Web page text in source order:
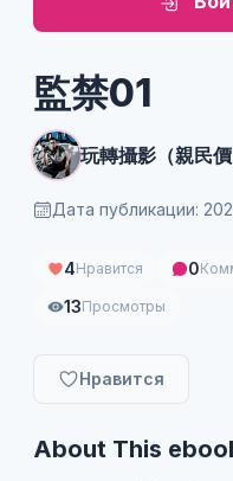
監禁01
玩轉攝影（親民價
Дата публикации:
4Нравится 0
13Просмотры
Нравится
About This